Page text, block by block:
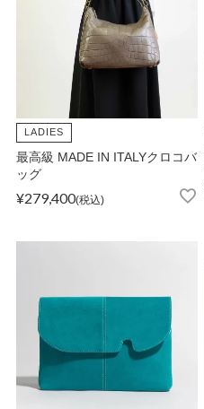
ッグ
布・革小物
ンズ
ディース
ランド
LADIES
最高級 MADE IN ITALYクロコバ
ッグ
¥279,400 税込